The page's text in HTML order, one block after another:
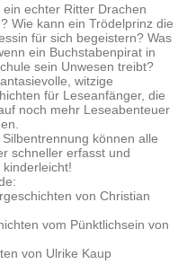
ein echter Ritter Drachen
Wie kann ein Trödelprinz die
für sich begeistern? Was
ein Buchstabenpirat in
sein Unwesen treibt?
witzige
für Leseanfänger, die
noch mehr Leseabenteuer
Silbentrennung können alle
schneller erfasst und
von Christian
vom Pünktlichsein von
von Ulrike Kaup